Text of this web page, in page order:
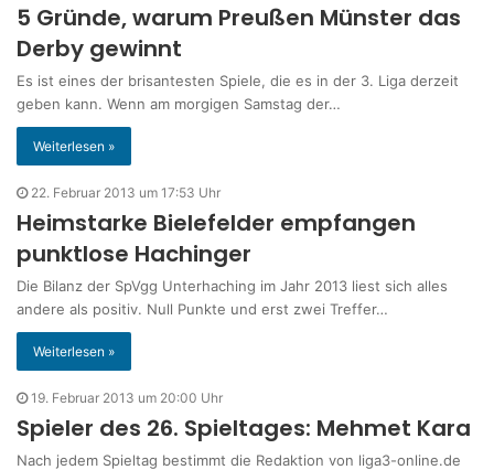
5 Gründe, warum Preußen Münster das
Derby gewinnt
Es ist eines der brisantesten Spiele, die es in der 3. Liga derzeit
geben kann. Wenn am morgigen Samstag der…
Weiterlesen »
22. Februar 2013 um 17:53 Uhr
Heimstarke Bielefelder empfangen
punktlose Hachinger
Die Bilanz der SpVgg Unterhaching im Jahr 2013 liest sich alles
andere als positiv. Null Punkte und erst zwei Treffer…
Weiterlesen »
19. Februar 2013 um 20:00 Uhr
Spieler des 26. Spieltages: Mehmet Kara
Nach jedem Spieltag bestimmt die Redaktion von liga3-online.de